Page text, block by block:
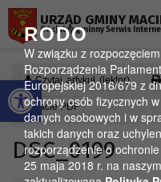
Otwórz pasek narzędzi
RODO
W związku z
Rozporządzenia
Europejskiej 2016/679 z
ochrony osób fizycznych
danych osobowych i w
takich danych oraz
rozporządzenie o
25 maja 2018 r. na
URZĄD GMINY
Oficjalny gminny Serwis
Czytaj artykuł (lektor)
formacie PDF
DSC_0199